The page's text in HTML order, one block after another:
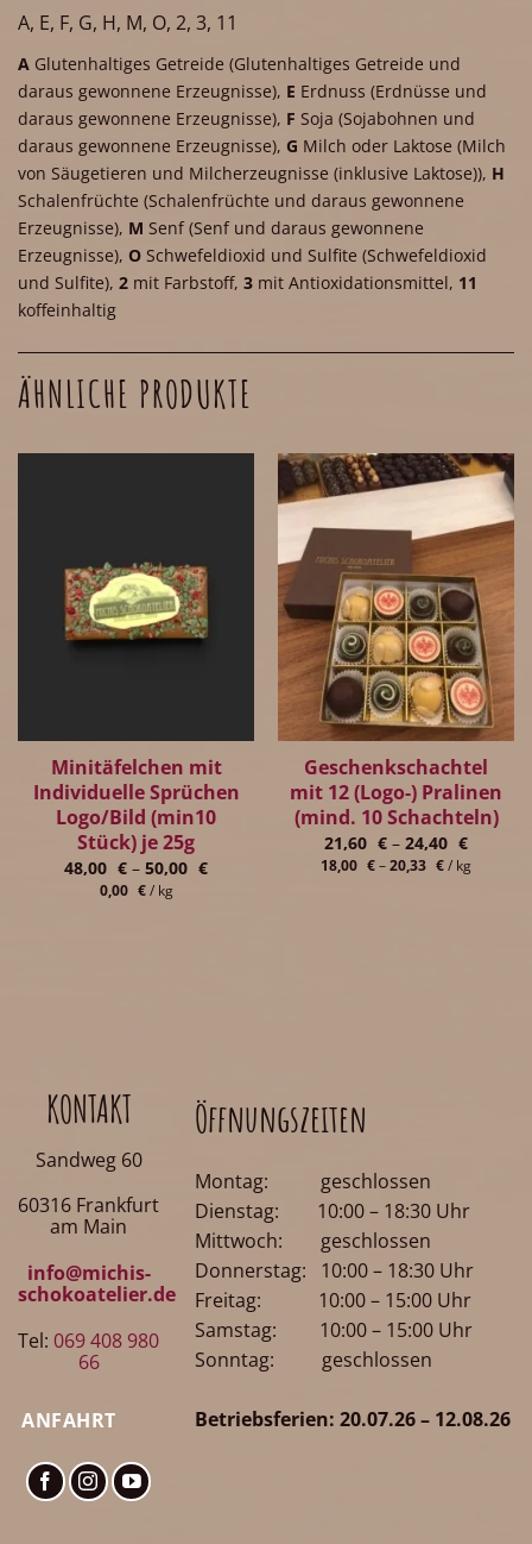
A, E, F, G, H, M, O, 2, 3, 11
A Glutenhaltiges Getreide (Glutenhaltiges Getreide und
daraus gewonnene Erzeugnisse), E Erdnuss (Erdnüsse und
daraus gewonnene Erzeugnisse), F Soja (Sojabohnen und
daraus gewonnene Erzeugnisse), G Milch oder Laktose (Milch
von Säugetieren und Milcherzeugnisse (inklusive Laktose)), H
Schalenfrüchte (Schalenfrüchte und daraus gewonnene
Erzeugnisse), M Senf (Senf und daraus gewonnene
Erzeugnisse), O Schwefeldioxid und Sulfite (Schwefeldioxid
und Sulfite), 2 mit Farbstoff, 3 mit Antioxidationsmittel, 11
koffeinhaltig
ÄHNLICHE PRODUKTE
Minitäfelchen mit
Individuelle Sprüchen
Logo/Bild (min10
Stück) je 25g
48,00 € – 50,00 €
0,00 €/ kg
Geschenkschachtel
mit 12 (Logo-) Pralinen
(mind. 10 Schachteln)
21,60 € – 24,40 €
18,00 €–20,33 €/ kg
KONTAKT
Sandweg 60
60316 Frankfurt
am Main
info@michis-
schokoatelier.de
Tel:069 408 980
66
ANFAHRT
Öffnungszeiten
Montag: geschlossen
Dienstag: 10:00 – 18:30 Uhr
Mittwoch: geschlossen
Donnerstag: 10:00 – 18:30 Uhr
Freitag: 10:00 – 15:00 Uhr
Samstag: 10:00 – 15:00 Uhr
Sonntag: geschlossen
Betriebsferien: 20.07.26 – 12.08.26